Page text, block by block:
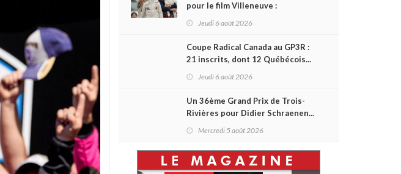
pour le film Villeneuve :
L'ascension d'une légende (+
Jeudi 6 août 2026
Coupe Radical Canada au GP3R :
21 inscrits, dont 12 Québécois...
et un premier gain d'Antoine
Jeudi 6 août 2026
Un 36ème Grand Prix de Trois-
Rivières pour Didier Schraenen...
et une première en Challenge
Mercredi 5 août 2026